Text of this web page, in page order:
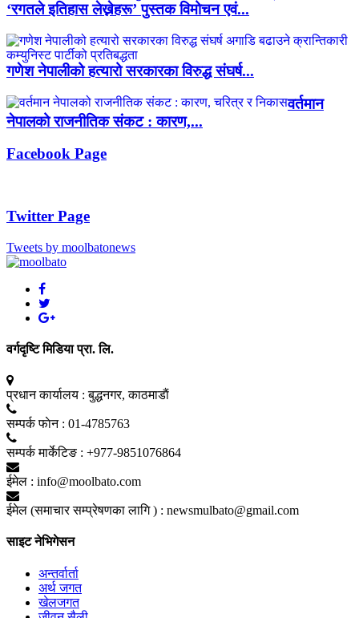
‘रगतले इतिहास लेख्नेहरू’ पुस्तक विमोचन एवं...
गणेश नेपालीको हत्यारो सरकारका विरुद्ध संघर्ष...
वर्तमान
नेपालको राजनीतिक संकट : कारण,...
Facebook Page
Twitter Page
Tweets by moolbatonews
वर्गदृष्टि मिडिया प्रा. लि.
प्रधान कार्यालय : बुद्धनगर, काठमाडाैं
सम्पर्क फाेन : 01-4785763
सम्पर्क मार्केटिङ : +977-9851076864
ईमेल : info@moolbato.com
ईमेल (समाचार सम्प्रेषणका लागि ) : newsmulbato@gmail.com
साइट नेभिगेसन
अन्तर्वार्ता
अर्थ जगत
खेलजगत